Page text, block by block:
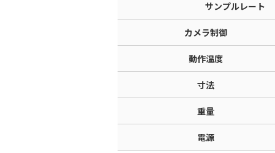
サンプルレート
カメラ制御
動作温度
寸法
重量
電源